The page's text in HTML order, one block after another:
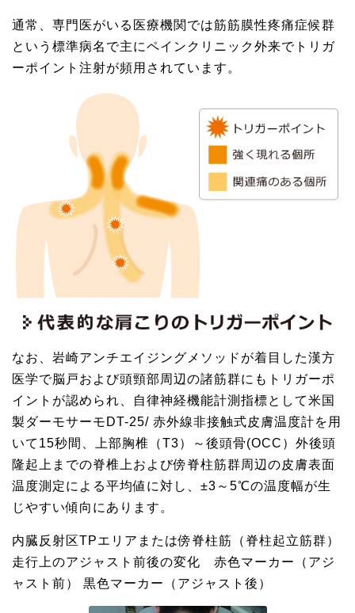
通常、専門医がいる医療機関では筋筋膜性疼痛症候群
という標準病名で主にペインクリニック外来でトリガ
ーポイント注射が頻用されています。
なお、岩崎アンチエイジングメソッドが着目した漢方
医学で脳戸および頭頸部周辺の諸筋群にもトリガーポ
イントが認められ、自律神経機能計測指標として米国
製ダーモサーモDT-25/ 赤外線非接触式皮膚温度計を用
いて15秒間、上部胸椎（T3）～後頭骨(OCC）外後頭
隆起上までの脊椎上および傍脊柱筋群周辺の皮膚表面
温度測定による平均値に対し、±3～5℃の温度幅が生
じやすい傾向にあります。
内臓反射区TPエリアまたは傍脊柱筋（脊柱起立筋群）
走行上のアジャスト前後の変化 赤色マーカー（アジ
ャスト前） 黒色マーカー（アジャスト後）